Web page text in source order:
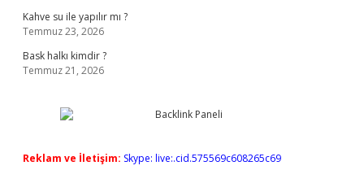
Kahve su ile yapılır mı ?
Temmuz 23, 2026
Bask halkı kimdir ?
Temmuz 21, 2026
Reklam ve İletişim: Skype: live:.cid.575569c608265c69